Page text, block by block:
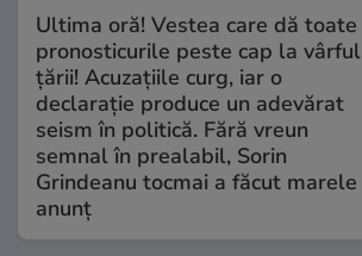
Ultima oră! Vestea care dă toate
pronosticurile peste cap la vârful
țării! Acuzațiile curg, iar o
declarație produce un adevărat
seism în politică. Fără vreun
semnal în prealabil, Sorin
Grindeanu tocmai a făcut marele
anunț